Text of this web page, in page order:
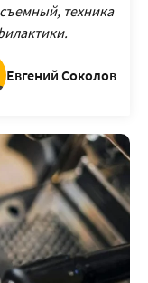
техника
Евгений Соколов